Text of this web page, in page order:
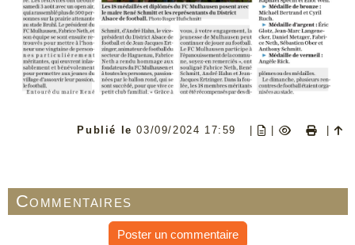
Publié le03/09/2024 17:59 |
Commentaires
Poster un commentaire